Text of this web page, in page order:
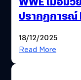
ปรากฏการณ์
18/12/2025
Read More